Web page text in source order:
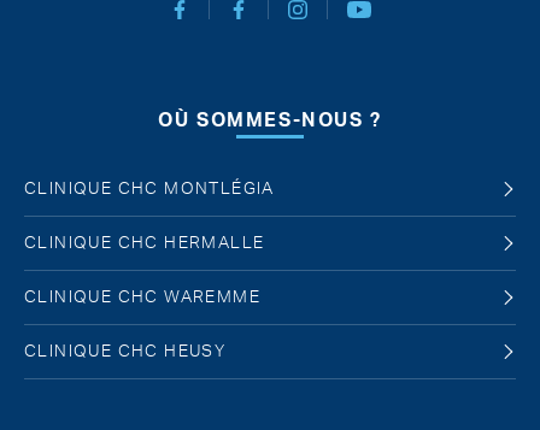
Facebook Chirurgie Abdominale
Facebook Chirurgie de l'obésité
InstagramYoutube
OÙ SOMMES-NOUS ?
CLINIQUE CHC MONTLÉGIA
CLINIQUE CHC HERMALLE
CLINIQUE CHC WAREMME
CLINIQUE CHC HEUSY